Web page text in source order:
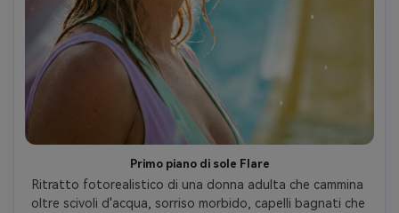
Primo piano di sole Flare
Ritratto fotorealistico di una donna adulta che cammina
oltre scivoli d'acqua, sorriso morbido, capelli bagnati che